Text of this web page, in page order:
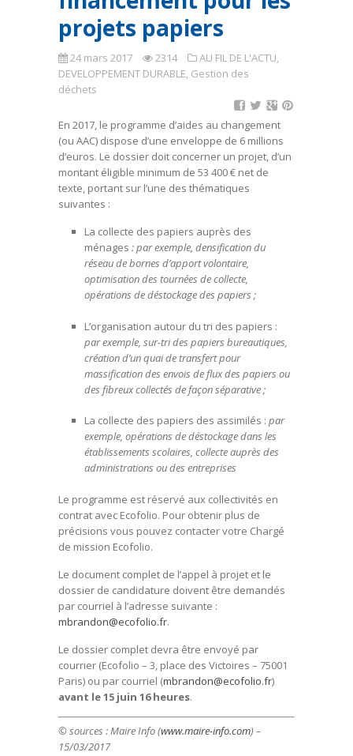
projets papiers
24 mars 2017 2314 AU FIL DE L'ACTU,
DEVELOPPEMENT DURABLE, Gestion des
déchets
En 2017, le programme d’aides au changement
(ou AAC) dispose d’une enveloppe de 6 millions
d’euros. Le dossier doit concerner un projet, d’un
montant éligible minimum de 53 400 € net de
texte, portant sur l’une des thématiques
suivantes :
La collecte des papiers auprès des
ménages : par exemple, densification du
réseau de bornes d’apport volontaire,
optimisation des tournées de collecte,
opérations de déstockage des papiers ;
L’organisation autour du tri des papiers :
par exemple, sur-tri des papiers bureautiques,
création d’un quai de transfert pour
massification des envois de flux des papiers ou
des fibreux collectés de façon séparative ;
La collecte des papiers des assimilés : par
exemple, opérations de déstockage dans les
établissements scolaires, collecte auprès des
administrations ou des entreprises
Le programme est réservé aux collectivités en
contrat avec Ecofolio. Pour obtenir plus de
précisions vous pouvez contacter votre Chargé
de mission Ecofolio.
Le document complet de l’appel à projet et le
dossier de candidature doivent être demandés
par courriel à l’adresse suivante :
mbrandon@ecofolio.fr.
Le dossier complet devra être envoyé par
courrier (Ecofolio – 3, place des Victoires – 75001
Paris) ou par courriel (mbrandon@ecofolio.fr)
avant le 15 juin 16 heures.
© sources : Maire Info (www.maire-info.com) –
15/03/2017